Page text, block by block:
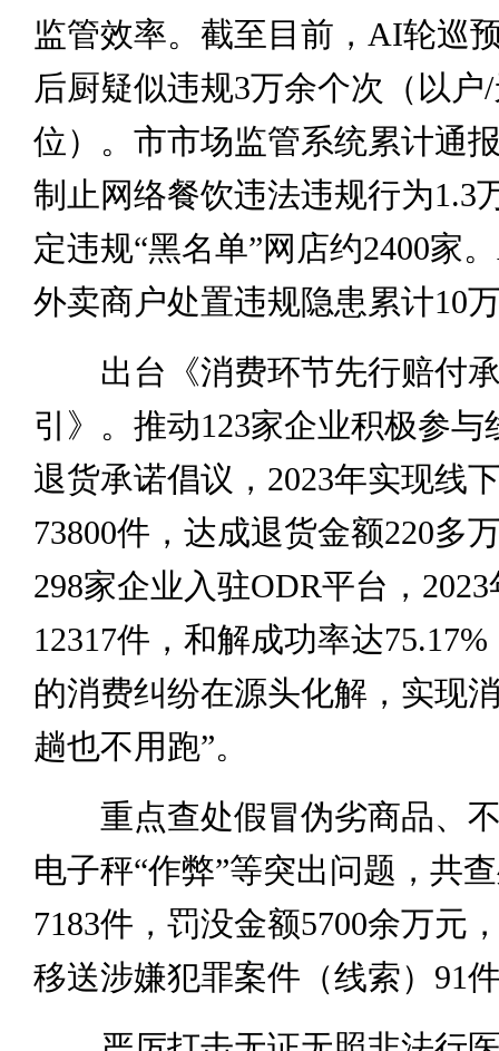
监管效率。截至目前，AI轮巡
后厨疑似违规3万余个次（以户
位）。市市场监管系统累计通
制止网络餐饮违法违规行为1.3
定违规“黑名单”网店约2400家
外卖商户处置违规隐患累计10
出台《消费环节先行赔付承
引》。推动123家企业积极参与
退货承诺倡议，2023年实现线
73800件，达成退货金额220多
298家企业入驻ODR平台，
12317件，和解成功率达
的消费纠纷在源头化解，实现
趟也不用跑”。
重点查处假冒伪劣商品、不
电子秤“作弊”等突出问题，共
7183件，罚没金额5700余万元
移送涉嫌犯罪案件（线索）91